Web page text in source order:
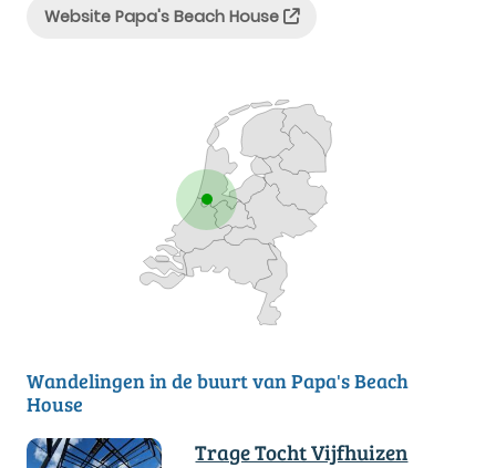
Website Papa's Beach House
Wandelingen in de buurt van Papa's Beach
House
Trage Tocht Vijfhuizen